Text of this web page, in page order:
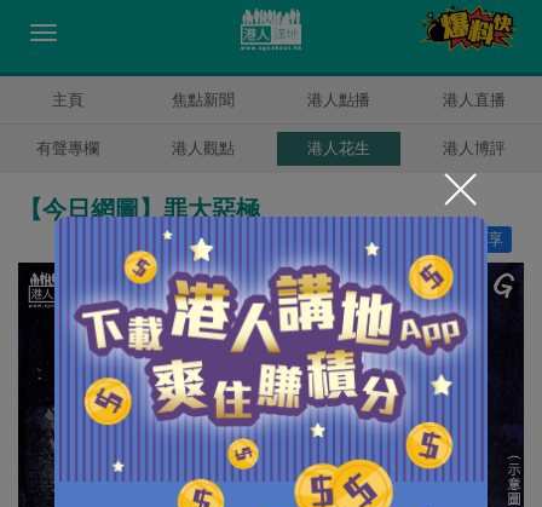
主頁 焦點新聞 港人點播 港人直播
有聲專欄 港人觀點 港人花生 港人博評
【今日網圖】罪大惡極
分享